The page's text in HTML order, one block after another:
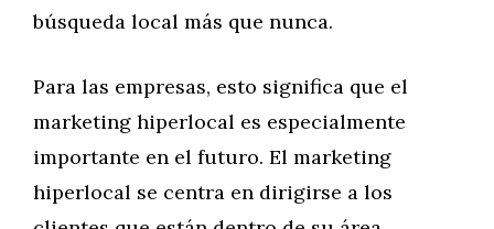
búsqueda local más que nunca.
Para las empresas, esto significa que el
marketing hiperlocal es especialmente
importante en el futuro. El marketing
hiperlocal se centra en dirigirse a los